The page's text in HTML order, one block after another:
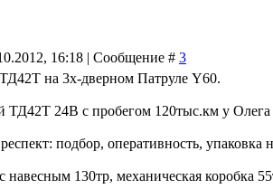
16:18 | Сообщение # 3
на 3х-дверном Патруле Y60.
ТД42Т 24В с пробегом 120тыс.км у Олега
подбор, оперативность, упаковка
навесным 130тр, механическая коробка